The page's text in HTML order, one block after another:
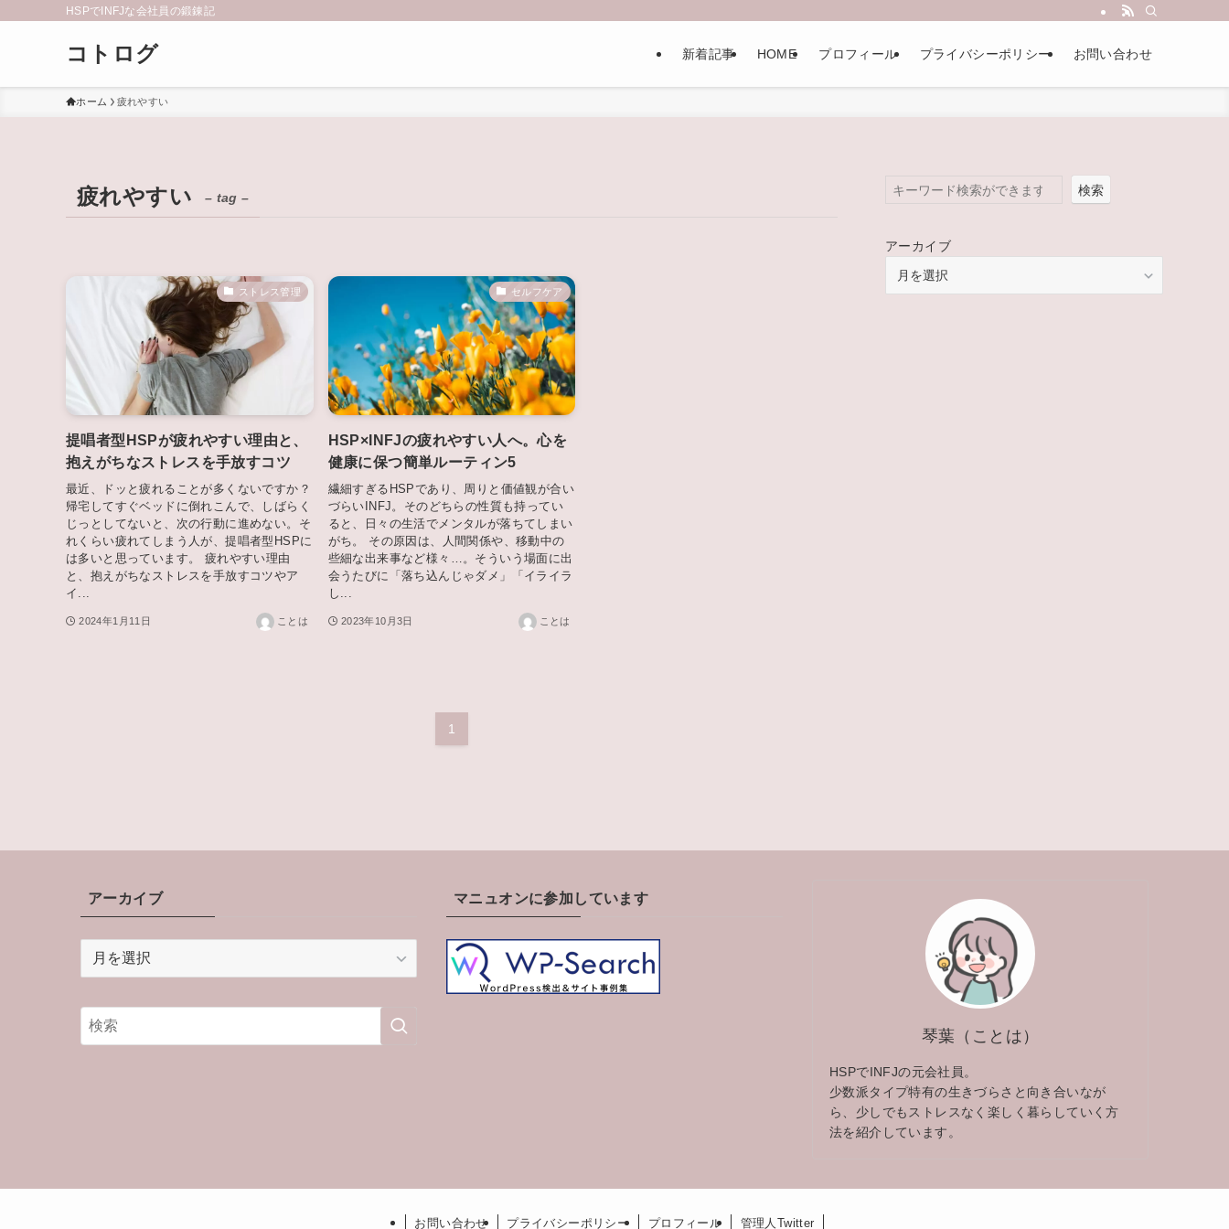
HSPでINFJな会社員の鍛錬記
コトログ 新着記事 HOME プロフィール プライバシーポリシー お問い合わせ
ホーム 疲れやすい
疲れやすい – tag –
ストレス管理
提唱者型HSPが疲れやすい理由と、
抱えがちなストレスを手放すコツ
最近、ドッと疲れることが多くないですか？
帰宅してすぐベッドに倒れこんで、しばらく
じっとしてないと、次の行動に進めない。そ
れくらい疲れてしまう人が、提唱者型HSPに
は多いと思っています。 疲れやすい理由
と、抱えがちなストレスを手放すコツやア
イ...
2024年1月11日 ことは
セルフケア
HSP×INFJの疲れやすい人へ。心を
健康に保つ簡単ルーティン5
繊細すぎるHSPであり、周りと価値観が合い
づらいINFJ。そのどちらの性質も持ってい
ると、日々の生活でメンタルが落ちてしまい
がち。 その原因は、人間関係や、移動中の
些細な出来事など様々…。そういう場面に出
会うたびに「落ち込んじゃダメ」「イライラ
し...
2023年10月3日 ことは
1
検索
アーカイブ
アーカイブ
イ
ブ
マニュオンに参加しています
琴葉（ことは）
HSPでINFJの元会社員。
少数派タイプ特有の生きづらさと向き合いなが
ら、少しでもストレスなく楽しく暮らしていく方
法を紹介しています。
お問い合わせ プライバシーポリシー プロフィール 管理人Twitter